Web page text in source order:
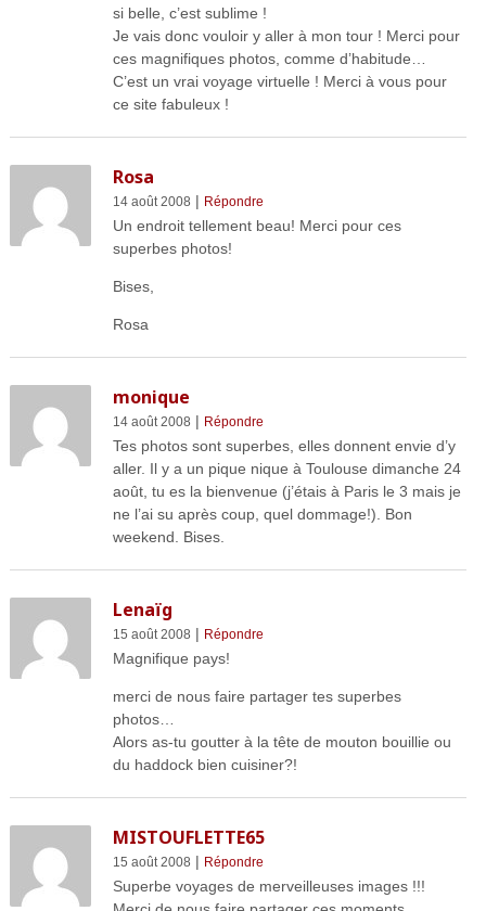
si belle, c’est sublime !
Je vais donc vouloir y aller à mon tour ! Merci pour
ces magnifiques photos, comme d’habitude…
C’est un vrai voyage virtuelle ! Merci à vous pour
ce site fabuleux !
Rosa
14 août 2008 | Répondre
Un endroit tellement beau! Merci pour ces
superbes photos!
Bises,
Rosa
monique
14 août 2008 | Répondre
Tes photos sont superbes, elles donnent envie d’y
aller. Il y a un pique nique à Toulouse dimanche 24
août, tu es la bienvenue (j’étais à Paris le 3 mais je
ne l’ai su après coup, quel dommage!). Bon
weekend. Bises.
Lenaïg
15 août 2008 | Répondre
Magnifique pays!
merci de nous faire partager tes superbes
photos…
Alors as-tu goutter à la tête de mouton bouillie ou
du haddock bien cuisiner?!
MISTOUFLETTE65
15 août 2008 | Répondre
Superbe voyages de merveilleuses images !!!